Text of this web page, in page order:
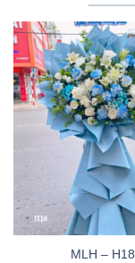
MLH – H18